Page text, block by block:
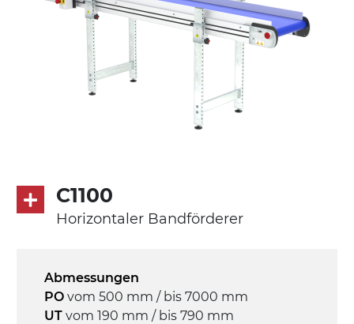
C1100
Horizontaler Bandförderer
Abmessungen
PO vom 500 mm / bis 7000 mm
UT vom 190 mm / bis 790 mm